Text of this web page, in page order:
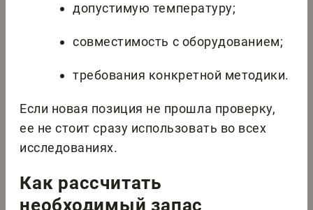
допустимую температуру;
совместимость с оборудованием;
требования конкретной методики.
Если новая позиция не прошла проверку,
ее не стоит сразу использовать во всех
исследованиях.
Как рассчитать
необходимый запас